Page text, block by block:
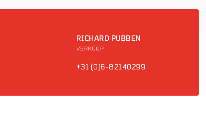
RICHARD PUBBEN
VERKOOP
+31 (0)6-82140299